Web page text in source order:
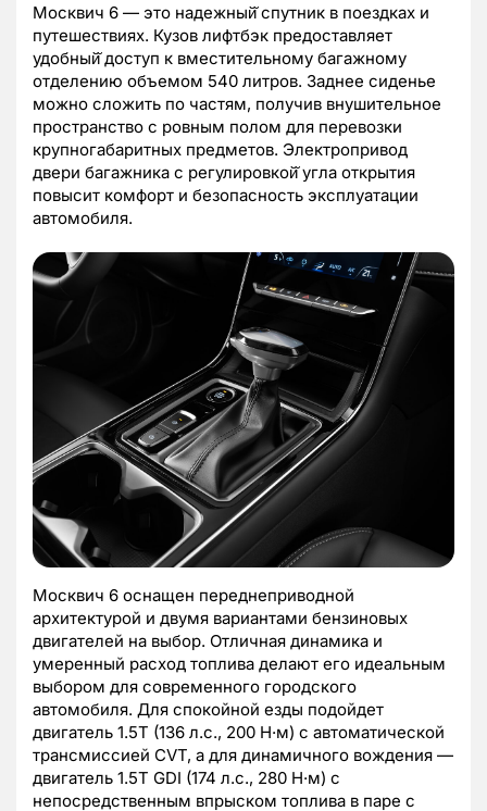
Москвич 6 — это надежный̆ спутник в поездках и
путешествиях. Кузов лифтбэк предоставляет
удобный̆ доступ к вместительному багажному
отделению объемом 540 литров. Заднее сиденье
можно сложить по частям, получив внушительное
пространство с ровным полом для перевозки
крупногабаритных предметов. Электропривод
двери багажника с регулировкой̆ угла открытия
повысит комфорт и безопасность эксплуатации
автомобиля.
Москвич 6 оснащен переднеприводной
архитектурой и двумя вариантами бензиновых
двигателей на выбор. Отличная динамика и
умеренный расход топлива делают его идеальным
выбором для современного городского
автомобиля. Для спокойной езды подойдет
двигатель 1.5Т (136 л.с., 200 Н·м) с автоматической
трансмиссией CVT, а для динамичного вождения —
двигатель 1.5Т GDI (174 л.с., 280 Н·м) с
непосредственным впрыском топлива в паре с